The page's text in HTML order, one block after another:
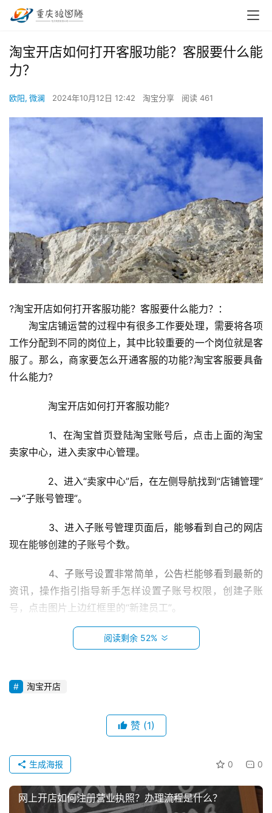
小
本
创
淘宝开店如何打开客服功能？客服要什么能
力？
欧阳, 微澜 2024年10月12日 12:42 淘宝分享 阅读 461
?淘宝开店如何打开客服功能？客服要什么能力？：
淘宝店铺运营的过程中有很多工作要处理，需要将各项
工作分配到不同的岗位上，其中比较重要的一个岗位就是客
服了。那么，商家要怎么开通客服的功能?淘宝客服要具备
什么能力?
淘宝开店如何打开客服功能?
1、在淘宝首页登陆淘宝账号后，点击上面的淘宝
卖家中心，进入卖家中心管理。
2、进入“卖家中心”后，在左侧导航找到“店铺管理”
——>“子账号管理”。
3、进入子账号管理页面后，能够看到自己的网店
现在能够创建的子账号个数。
4、子账号设置非常简单，公告栏能够看到最新的
资讯，操作指引指导新手怎样设置子账号权限，创建子账
号，点击图片上边红框里的“新建员工”。
5、进入创建页面，能够看到需要填写的基本信
息，按照要求填写就好，这里需要注意的是，子账号现在还
置，中间的冒号，是英文版本的冒号。
6、填写完其账户信息后，在下边设定其职权权
7、点击顶部的确认新建，一个子账号就设置好
个客服设置权限(根据店长自己的要求就行)。
阅读剩余 52%
淘宝开店
赞 (1)
0 0
生成海报
网上开店如何注册营业执照？办理流程是什么？